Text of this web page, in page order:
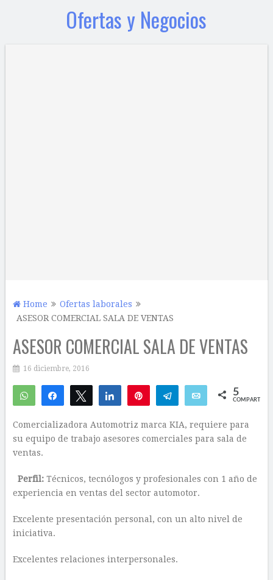
Ofertas y Negocios
Home
Ofertas laborales
ASESOR COMERCIAL SALA DE VENTAS
ASESOR COMERCIAL SALA DE VENTAS
16 diciembre, 2016
WhatsAppCompartirTwittear Compartir Telegram Email 5
COMPARTIR
Comercializadora Automotriz marca KIA, requiere para
su equipo de trabajo asesores comerciales para sala de
ventas.
Perfil: Técnicos, tecnólogos y profesionales con 1​ año de
experiencia en ventas del sector automotor.
Excelente presentación personal, con un alto nivel de
iniciativa.
Excelentes relaciones interpersonales.